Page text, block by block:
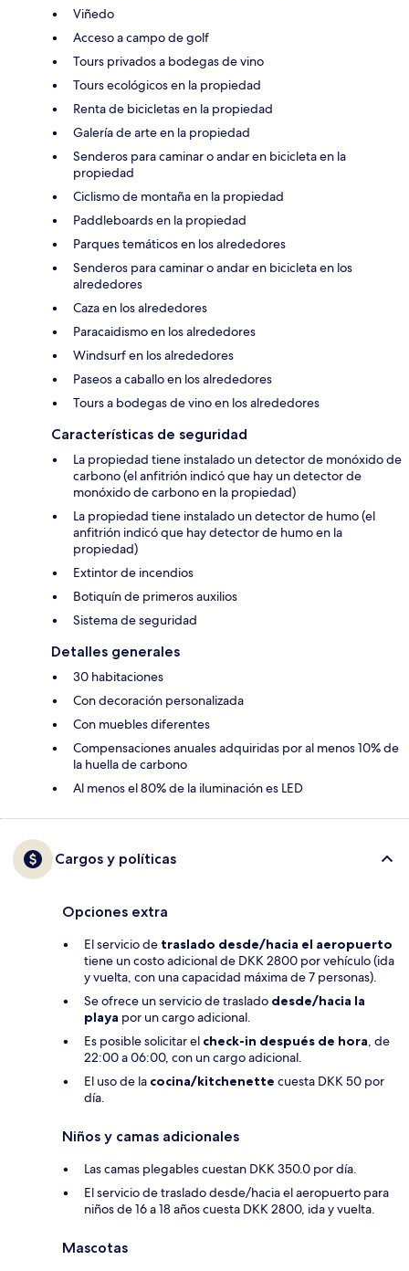
Viñedo
Acceso a campo de golf
Tours privados a bodegas de vino
Tours ecológicos en la propiedad
Renta de bicicletas en la propiedad
Galería de arte en la propiedad
Senderos para caminar o andar en bicicleta en la
propiedad
Ciclismo de montaña en la propiedad
Paddleboards en la propiedad
Parques temáticos en los alrededores
Senderos para caminar o andar en bicicleta en los
alrededores
Caza en los alrededores
Paracaidismo en los alrededores
Windsurf en los alrededores
Paseos a caballo en los alrededores
Tours a bodegas de vino en los alrededores
Características de seguridad
La propiedad tiene instalado un detector de monóxido de
carbono (el anfitrión indicó que hay un detector de
monóxido de carbono en la propiedad)
La propiedad tiene instalado un detector de humo (el
anfitrión indicó que hay detector de humo en la
propiedad)
Extintor de incendios
Botiquín de primeros auxilios
Sistema de seguridad
Detalles generales
30 habitaciones
Con decoración personalizada
Con muebles diferentes
Compensaciones anuales adquiridas por al menos 10% de
la huella de carbono
Al menos el 80% de la iluminación es LED
Cargos y políticas
Opciones extra
El servicio de traslado desde/hacia el aeropuerto
tiene un costo adicional de DKK 2800 por vehículo (ida
y vuelta, con una capacidad máxima de 7 personas).
Se ofrece un servicio de traslado desde/hacia la
playa por un cargo adicional.
Es posible solicitar el check-in después de hora, de
22:00 a 06:00, con un cargo adicional.
El uso de la cocina/kitchenette cuesta DKK 50 por
día.
Niños y camas adicionales
Las camas plegables cuestan DKK 350.0 por día.
El servicio de traslado desde/hacia el aeropuerto para
niños de 16 a 18 años cuesta DKK 2800, ida y vuelta.
Mascotas